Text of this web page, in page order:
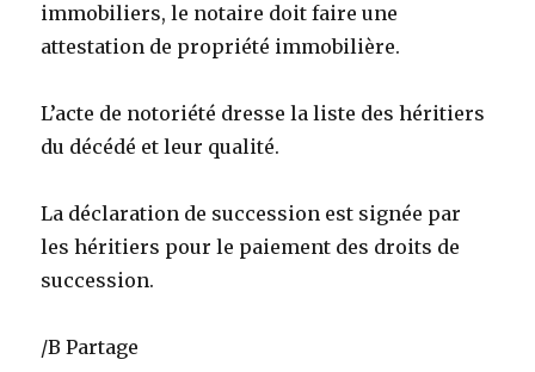
immobiliers, le notaire doit faire une
attestation de propriété immobilière.
L’acte de notoriété dresse la liste des héritiers
du décédé et leur qualité.
La déclaration de succession est signée par
les héritiers pour le paiement des droits de
succession.
/B Partage